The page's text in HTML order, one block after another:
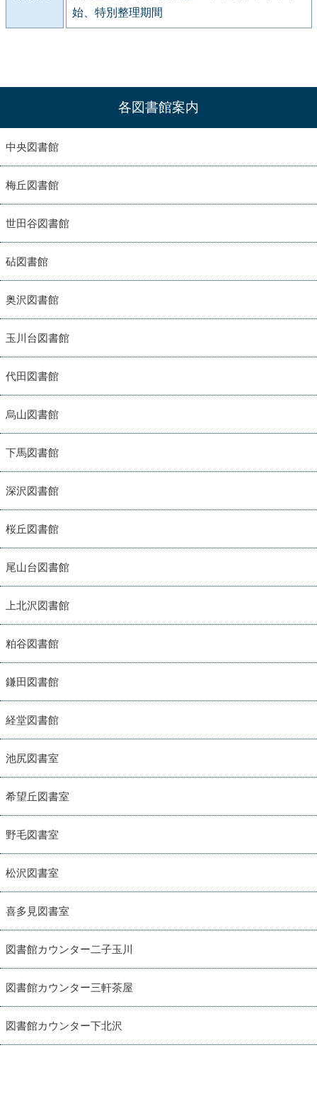
始、特別整理期間
各図書館案内
中央図書館
梅丘図書館
世田谷図書館
砧図書館
奥沢図書館
玉川台図書館
代田図書館
烏山図書館
下馬図書館
深沢図書館
桜丘図書館
尾山台図書館
上北沢図書館
粕谷図書館
鎌田図書館
経堂図書館
池尻図書室
希望丘図書室
野毛図書室
松沢図書室
喜多見図書室
図書館カウンター二子玉川
図書館カウンター三軒茶屋
図書館カウンター下北沢